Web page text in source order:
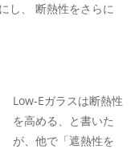
し、 断熱性をさらに
Low-Eガラスは断熱性
を高める、と書いた
が、他で「遮熱性を